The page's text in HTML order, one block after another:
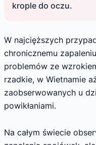
krople do oczu.
W najcięższych
chronicznemu
problemów ze
rzadkie, w Wietnamie
zaobserwowanych u
powikłaniami.
Na całym świecie